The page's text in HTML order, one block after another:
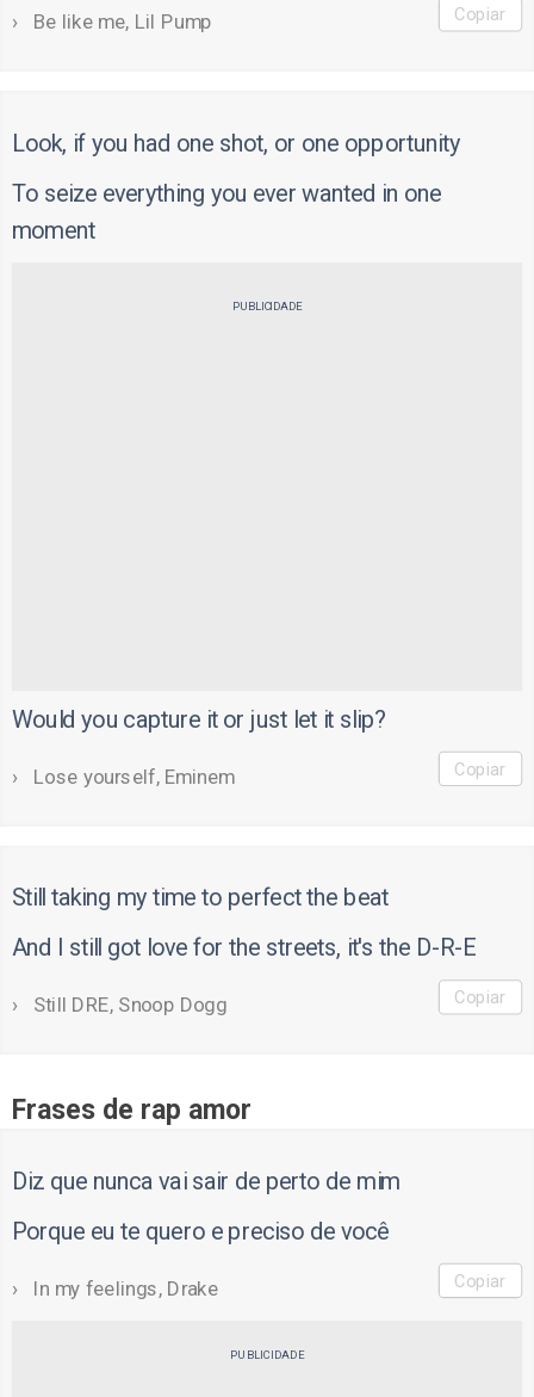
Be like me, Lil Pump Copiar
Look, if you had one shot, or one opportunity
To seize everything you ever wanted in one
moment
PUBLICIDADE
Would you capture it or just let it slip?
Lose yourself, Eminem Copiar
Still taking my time to perfect the beat
And I still got love for the streets, it's the D-R-E
Still DRE, Snoop Dogg Copiar
Frases de rap amor
Diz que nunca vai sair de perto de mim
Porque eu te quero e preciso de você
In my feelings, Drake Copiar
PUBLICIDADE